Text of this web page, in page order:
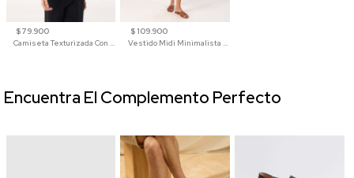
$ 79.900
Camiseta Texturizada Con Cuello En V Para Mujer
$ 109.900
Vestido Midi Minimalista De Silueta Amplia
Encuentra El Complemento Perfecto